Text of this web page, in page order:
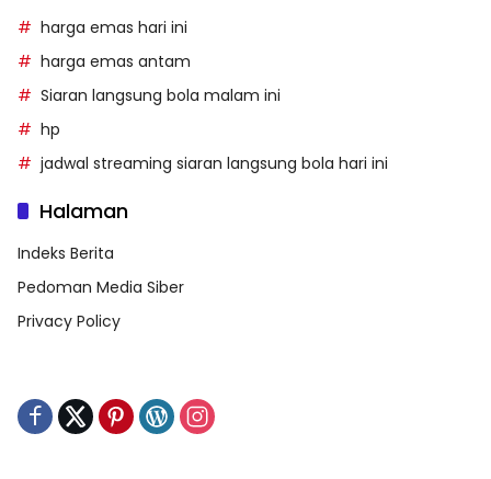
harga emas hari ini
harga emas antam
Siaran langsung bola malam ini
hp
jadwal streaming siaran langsung bola hari ini
Halaman
Indeks Berita
Pedoman Media Siber
Privacy Policy